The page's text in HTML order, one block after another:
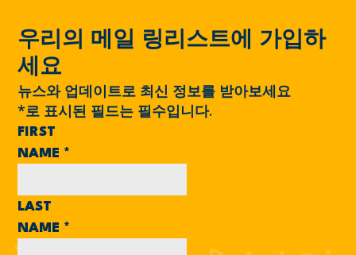
우리의 메일 링리스트에 가입하
세요
뉴스와 업데이트로 최신 정보를 받아보세요
*로 표시된 필드는 필수입니다.
FIRST
NAME *
LAST
NAME *